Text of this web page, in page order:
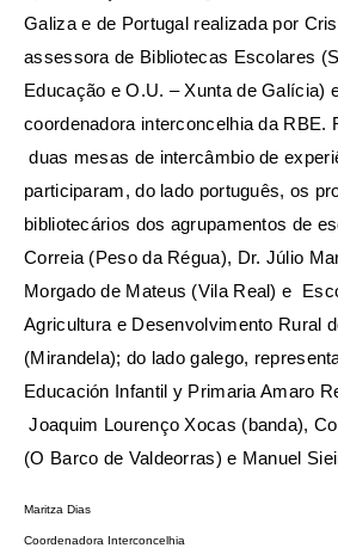
Galiza e de Portugal realizada por
assessora de Bibliotecas Escolares
Educação e O.U. – Xunta de Galícia)
coordenadora interconcelhia da RBE.
duas mesas de intercâmbio de
participaram, do lado português, os
bibliotecários dos agrupamentos de
Correia (Peso da Régua), Dr. Júlio
Morgado de Mateus (Vila Real) e
Agricultura e Desenvolvimento Rural
(Mirandela); do lado galego,
Educación Infantil y Primaria Amaro
Joaquim Lourenço Xocas (banda),
(O Barco de Valdeorras) e Manuel
Maritza Dias
Coordenadora Interconcelhia